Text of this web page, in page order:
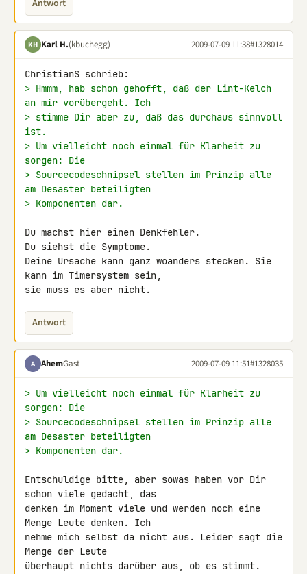
Antwort
KH Karl H.(kbuchegg) 2009-07-09 11:38#1328014
> Hmmm, hab schon gehofft, daß der Lint-Kelch
an mir vorübergeht. Ich
> stimme Dir aber zu, daß das durchaus sinnvoll
ist.
> Um vielleicht noch einmal für Klarheit zu
sorgen: Die
> Sourcecodeschnipsel stellen im Prinzip alle
am Desaster beteiligten
> Komponenten dar.
Du machst hier einen Denkfehler.
Du siehst die Symptome.
Deine Ursache kann ganz woanders stecken. Sie
kann im Timersystem sein,
sie muss es aber nicht.
Antwort
A AhemGast 2009-07-09 11:51#1328035
> Um vielleicht noch einmal für Klarheit zu
sorgen: Die
> Sourcecodeschnipsel stellen im Prinzip alle
am Desaster beteiligten
> Komponenten dar.
Entschuldige bitte, aber sowas haben vor Dir
schon viele gedacht, das
denken im Moment viele und werden noch eine
Menge Leute denken. Ich
nehme mich selbst da nicht aus. Leider sagt die
Menge der Leute
überhaupt nichts darüber aus, ob es stimmt.